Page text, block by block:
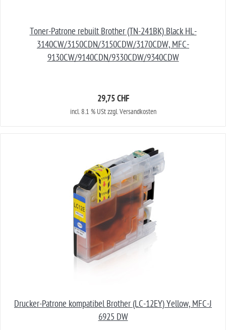
Toner-Patrone rebuilt Brother (TN-241BK) Black HL-
3140CW/3150CDN/3150CDW/3170CDW, MFC-
9130CW/9140CDN/9330CDW/9340CDW
29,75 CHF
incl. 8.1 % USt zzgl. Versandkosten
Drucker-Patrone kompatibel Brother (LC-12EY) Yellow, MFC-J
6925 DW